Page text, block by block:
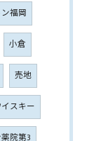
福岡
小倉
売地
イスキー
院第3